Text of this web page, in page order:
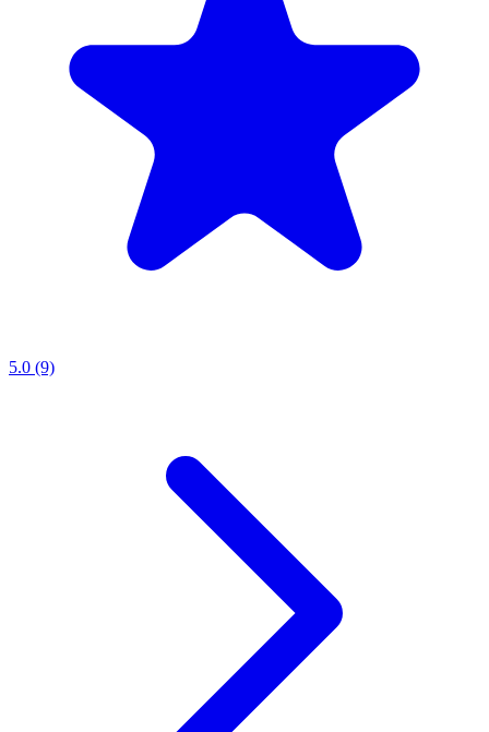
5.0 (9)